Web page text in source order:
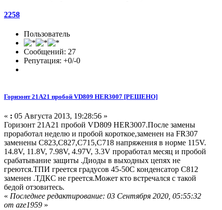
2258
Пользователь
Сообщений: 27
Репутация: +0/-0
Горизонт 21A21 пробой VD809 HER3007 [РЕШЕНО]
« : 05 Августа 2013, 19:28:56 »
Горизонт 21A21 пробой VD809 HER3007.После замены
проработал неделю и пробой короткое,заменен на FR307
заменены С823,С827,С715,С718 напряжения в норме 115V.
14.8V, 11.8V, 7.98V, 4.97V, 3.3V проработал месяц и пробой
срабатывание защиты .Диоды в выходных цепях не
греются.ТПИ греется градусов 45-50С конденсатор С812
заменен .ТДКС не греется.Может кто встречался с такой
бедой отзовитесь.
« Последнее редактирование: 03 Сентября 2020, 05:55:32
от aze1959 »